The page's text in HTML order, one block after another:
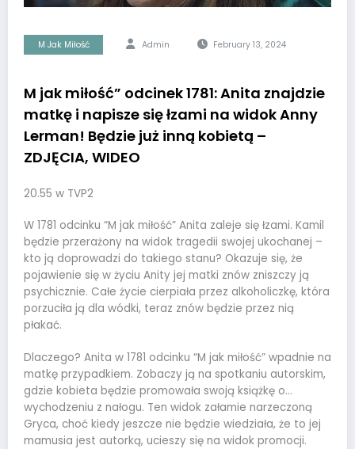
M Jak Miłość Admin February 13, 2024
M jak miłość” odcinek 1781: Anita znajdzie
matkę i napisze się łzami na widok Anny
Lerman! Będzie już inną kobietą –
ZDJĘCIA, WIDEO
20.55 w TVP2
W 1781 odcinku “M jak miłość” Anita zaleje się łzami. Kamil
będzie przerażony na widok tragedii swojej ukochanej –
kto ją doprowadzi do takiego stanu? Okazuje się, że
pojawienie się w życiu Anity jej matki znów zniszczy ją
psychicznie. Całe życie cierpiała przez alkoholiczkę, która
porzuciła ją dla wódki, teraz znów będzie przez nią
płakać.
Dlaczego? Anita w 1781 odcinku “M jak miłość” wpadnie na
matkę przypadkiem. Zobaczy ją na spotkaniu autorskim,
gdzie kobieta będzie promowała swoją książkę o…
wychodzeniu z nałogu. Ten widok załamie narzeczoną
Gryca, choć kiedy jeszcze nie będzie wiedziała, że to jej
mamusia jest autorką, ucieszy się na widok promocji.